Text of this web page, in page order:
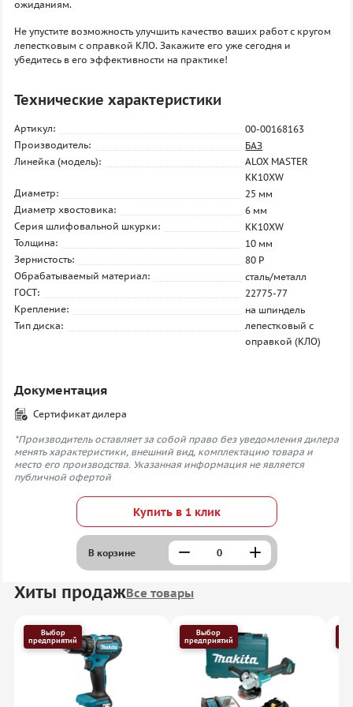
ожиданиям.
Не упустите возможность улучшить качество ваших работ с кругом
лепестковым с оправкой КЛО. Закажите его уже сегодня и
убедитесь в его эффективности на практике!
Технические характеристики
Артикул:
00-00168163
Производитель:
БАЗ
Линейка (модель):
ALOX MASTER
KK10XW
Диаметр:
25 мм
Диаметр хвостовика:
6 мм
Серия шлифовальной шкурки:
KK10XW
Толщина:
10 мм
Зернистость:
80 P
Обрабатываемый материал:
сталь/металл
ГОСТ:
22775-77
Крепление:
на шпиндель
Тип диска:
лепестковый с
оправкой (КЛО)
Документация
Сертификат дилера
*Производитель оставляет за собой право без уведомления дилера
менять характеристики, внешний вид, комплектацию товара и
место его производства. Указанная информация не является
публичной офертой
Купить в 1 клик
В корзине
Хиты продажВсе товары
Выбор
предприятий
Выбор
предприятий